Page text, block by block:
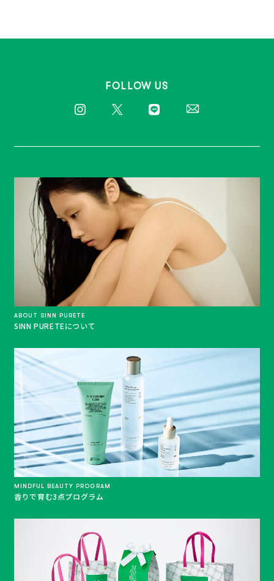
FOLLOW US
ABOUT SINN PURETE
SINN PURETEについて
MINDFUL BEAUTY PROGRAM
香りで育む3点プログラム